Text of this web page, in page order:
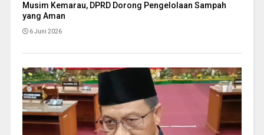
Musim Kemarau, DPRD Dorong Pengelolaan Sampah
yang Aman
6 Juni 2026